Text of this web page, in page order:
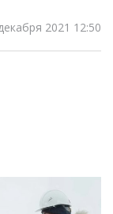
2021 12:50